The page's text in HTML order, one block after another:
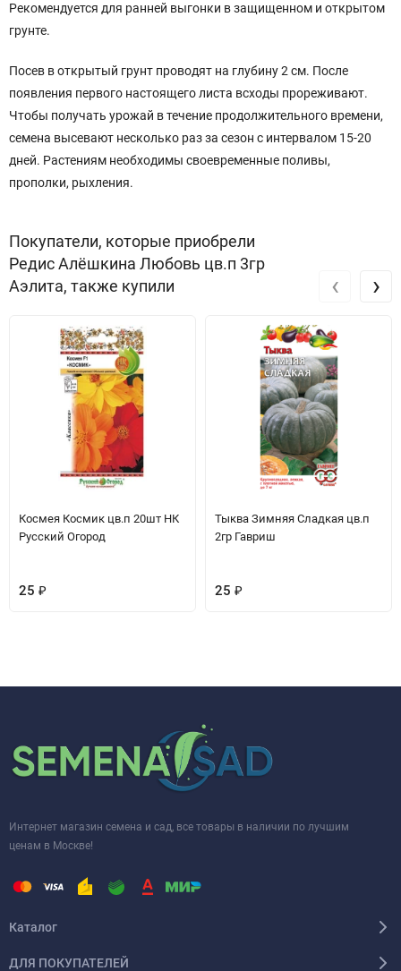
Рекомендуется для ранней выгонки в защищенном и открытом
грунте.
Посев в открытый грунт проводят на глубину 2 см. После
появления первого настоящего листа всходы прореживают.
Чтобы получать урожай в течение продолжительного времени,
семена высевают несколько раз за сезон с интервалом 15-20
дней. Растениям необходимы своевременные поливы,
прополки, рыхления.
Покупатели, которые приобрели
Редис Алёшкина Любовь цв.п 3гр
Аэлита, также купили
Космея Космик цв.п 20шт НК
Русский Огород
25 ₽
Тыква Зимняя Сладкая цв.п
2гр Гавриш
25 ₽
‹ ›
Интернет магазин семена и сад, все товары в наличии по лучшим
ценам в Москве!
Каталог
ДЛЯ ПОКУПАТЕЛЕЙ